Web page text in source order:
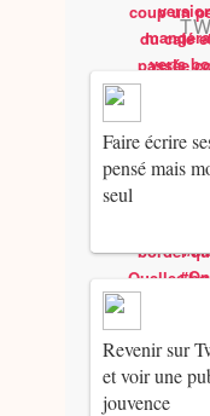
Faire écrire
pensé mais
seul
Revenir sur
et voir une
jouvence